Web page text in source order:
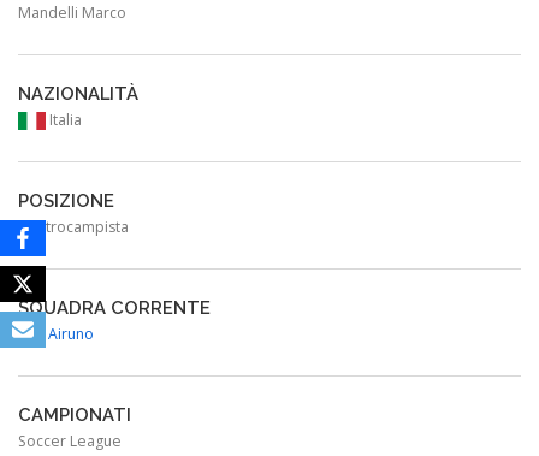
Mandelli Marco
NAZIONALITÀ
Italia
POSIZIONE
Centrocampista
SQUADRA CORRENTE
Vite Airuno
CAMPIONATI
Soccer League